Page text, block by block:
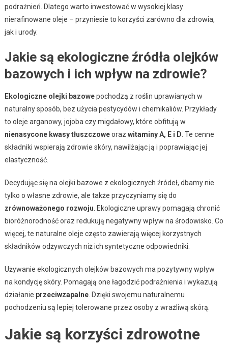
podrażnień. Dlatego warto inwestować w wysokiej klasy
nierafinowane oleje – przyniesie to korzyści zarówno dla zdrowia,
jak i urody.
Jakie są ekologiczne źródła olejków
bazowych i ich wpływ na zdrowie?
Ekologiczne olejki bazowepochodzą z roślin uprawianych w
naturalny sposób, bez użycia pestycydów i chemikaliów. Przykłady
to oleje arganowy, jojoba czy migdałowy, które obfitują w
nienasycone kwasy tłuszczoweoraz witaminy A, E i D . Te cenne
składniki wspierają zdrowie skóry, nawilżając ją i poprawiając jej
elastyczność.
Decydując się na olejki bazowe z ekologicznych źródeł, dbamy nie
tylko o własne zdrowie, ale także przyczyniamy się do
zrównoważonego rozwoju . Ekologiczne uprawy pomagają chronić
bioróżnorodność oraz redukują negatywny wpływ na środowisko. Co
więcej, te naturalne oleje często zawierają więcej korzystnych
składników odżywczych niż ich syntetyczne odpowiedniki.
Używanie ekologicznych olejków bazowych ma pozytywny wpływ
na kondycję skóry. Pomagają one łagodzić podrażnienia i wykazują
działanie przeciwzapalne. Dzięki swojemu naturalnemu
pochodzeniu są lepiej tolerowane przez osoby z wrażliwą skórą.
Jakie są korzyści zdrowotne